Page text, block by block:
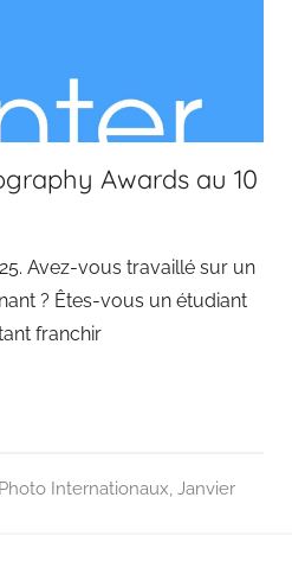
Awards au 10
Avez-vous travaillé sur un
? Êtes-vous un étudiant
franchir
Internationaux, Janvier